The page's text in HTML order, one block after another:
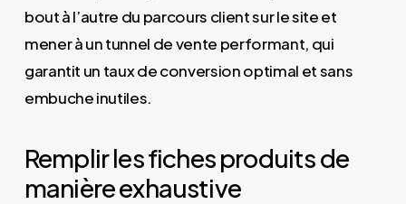
bout à l’autre du parcours client sur le site et
mener à un tunnel de vente performant, qui
garantit un taux de conversion optimal et sans
embuche inutiles.
Remplir les fiches produits de
manière exhaustive